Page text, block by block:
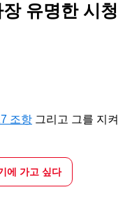
유명한 시청
조항 그리고 그를 지켜
에 가고 싶다